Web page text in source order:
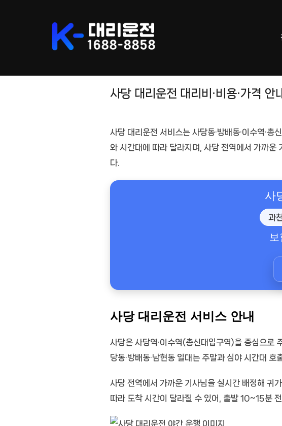
사당 대리운전 대리비·비용·가격 안
사당 대리운전 서비스는 사당동·방배동·이수역·
와 시간대 에 따라 달라지며, 사당 전역에서 가까운
다.
사
과천
사당 대리운전 서비스 안내
사당은 사당역·이수역(총신대입구역)을 중심으로
당동·방배동·남현동 일대는 주말과 심야 시간대 호
사당 전역에서 가까운 기사님을 실시간 배정해 귀
따라 도착 시간이 달라질 수 있어, 출발 10~15분